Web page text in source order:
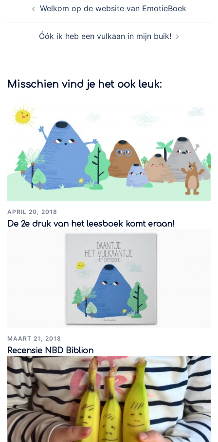
Welkom op de website van EmotieBoek
Óók ik heb een vulkaan in mijn buik!
Misschien vind je het ook leuk:
APRIL 20, 2018
De 2e druk van het leesboek komt eraan!
MAART 21, 2018
Recensie NBD Biblion